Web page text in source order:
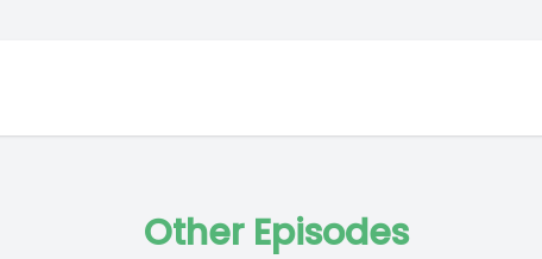
Other Episodes